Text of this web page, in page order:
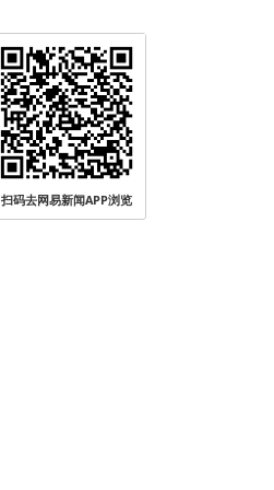
扫码去网易新闻APP浏览